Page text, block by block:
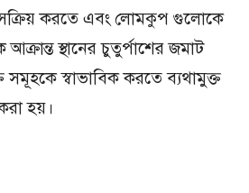
করতে এবং লোমকুপ গুলোকে
স্থানের চুতুর্পাশের জমাট
সমূহকে স্বাভাবিক করতে ব্যথামুক্ত
হয়।